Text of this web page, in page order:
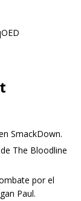
SmackDown.
The Bloodline
por el
Paul.